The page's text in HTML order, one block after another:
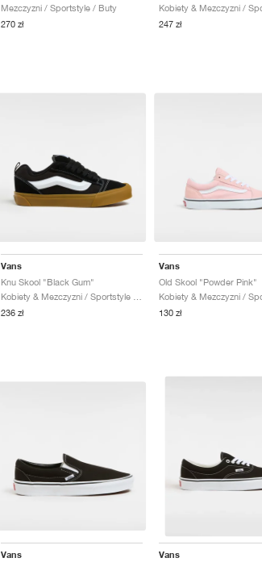
Mezczyzni / Sportstyle / Buty
270 zł
247 zł
Vans
Knu Skool "Black Gum"
236 zł
Vans
Old Skool "Powder Pink"
130 zł
Vans Vans